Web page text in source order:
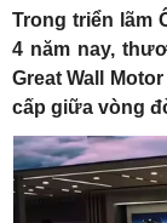
Trong triển lãm
4 năm nay,
Great Wall
cấp giữa vòng